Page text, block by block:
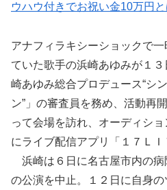
ウハウ付きでお祝い金10万円と
アナフィラキシーショックで
ていた歌手の浜崎あゆみが１
崎あゆみ総合プロデュース“シ
ン”」の審査員を務め、活動再
って会場を訪れ、オーディシ
にライブ配信アプリ「１７ＬＩ
浜崎は６日に名古屋市内の病
の公演を中止。１２日に自身